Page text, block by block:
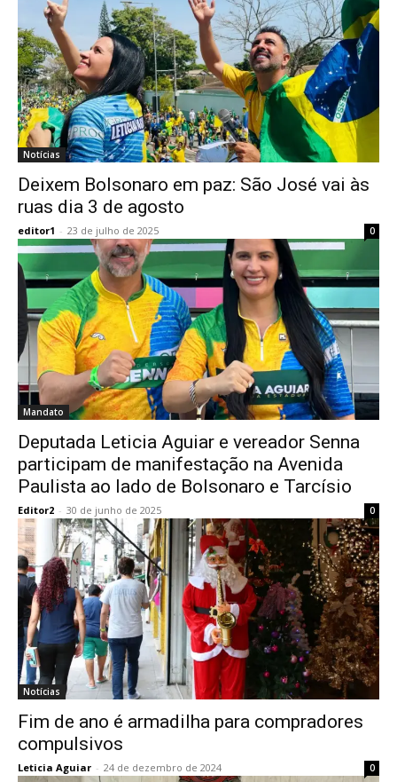
Notícias
Deixem Bolsonaro em paz: São José vai às
ruas dia 3 de agosto
editor1 - 23 de julho de 2025 0
Mandato
Deputada Leticia Aguiar e vereador Senna
participam de manifestação na Avenida
Paulista ao lado de Bolsonaro e Tarcísio
Editor2 - 30 de junho de 2025 0
Notícias
Fim de ano é armadilha para compradores
compulsivos
Leticia Aguiar - 24 de dezembro de 2024 0